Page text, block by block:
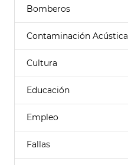
Bomberos
Contaminación Acústica
Cultura
Educación
Empleo
Fallas